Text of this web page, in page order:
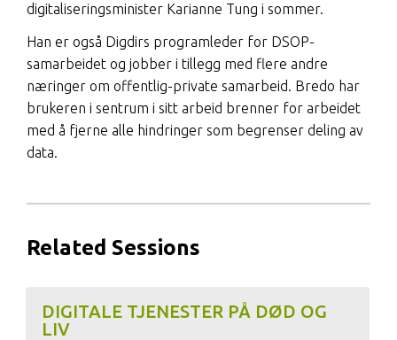
digitaliseringsminister Karianne Tung i sommer.
Han er også Digdirs programleder for DSOP-
samarbeidet og jobber i tillegg med flere andre
næringer om offentlig-private samarbeid. Bredo har
brukeren i sentrum i sitt arbeid brenner for arbeidet
med å fjerne alle hindringer som begrenser deling av
data.
Related Sessions
DIGITALE TJENESTER PÅ DØD OG
LIV